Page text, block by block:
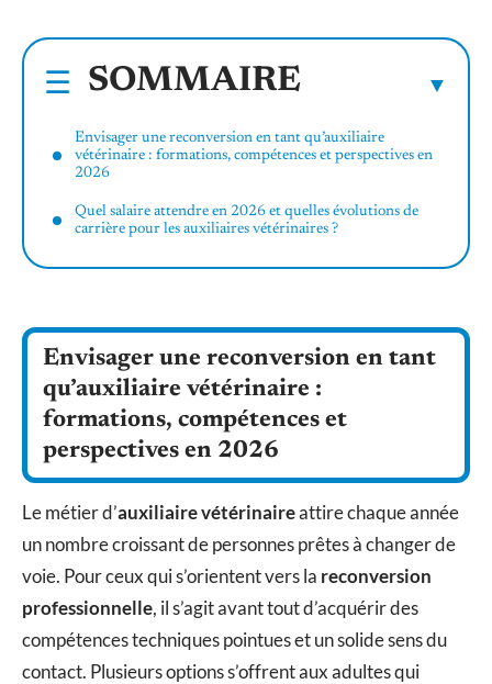
SOMMAIRE
Envisager une reconversion en tant qu’auxiliaire
vétérinaire : formations, compétences et perspectives en
2026
Quel salaire attendre en 2026 et quelles évolutions de
carrière pour les auxiliaires vétérinaires ?
Envisager une reconversion en tant
qu’auxiliaire vétérinaire :
formations, compétences et
perspectives en 2026
Le métier d’auxiliaire vétérinaireattire chaque année
un nombre croissant de personnes prêtes à changer de
voie. Pour ceux qui s’orientent vers la reconversion
professionnelle, il s’agit avant tout d’acquérir des
compétences techniques pointues et un solide sens du
contact. Plusieurs options s’offrent aux adultes qui